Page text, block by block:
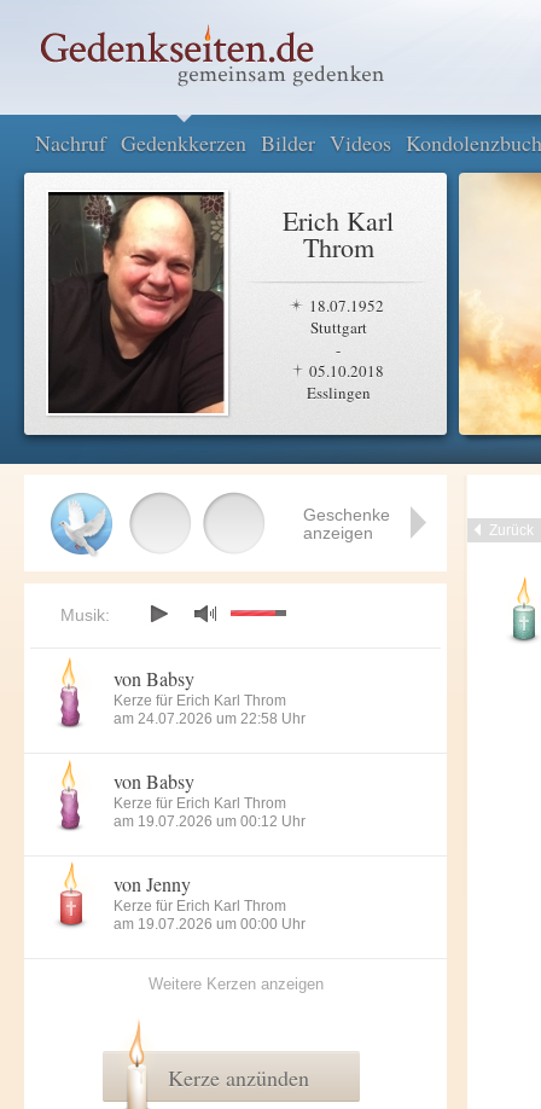
Nachruf Gedenkkerzen Bilder Videos Kondolenzbuch
Erich Karl
Throm
18.07.1952
Stuttgart
-
05.10.2018
Esslingen
Zurück
Geschenke
anzeigen
Musik:
von Babsy
Kerze für Erich Karl Throm
am 24.07.2026 um 22:58 Uhr
von Babsy
Kerze für Erich Karl Throm
am 19.07.2026 um 00:12 Uhr
von Jenny
Kerze für Erich Karl Throm
am 19.07.2026 um 00:00 Uhr
Weitere Kerzen anzeigen
Kerze anzünden